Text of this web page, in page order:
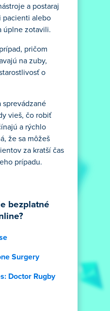
a postaraj
pacienti alebo
úplne zotavili.
pričom
na zuby,
o
sprevádzané
vieš, čo robiť
a rýchlo
že sa môžeš
za kratší čas
prípadu.
bezplatné
Surgery
Doctor Rugby